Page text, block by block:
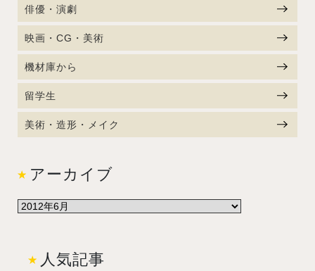
俳優・演劇
映画・CG・美術
機材庫から
留学生
美術・造形・メイク
アーカイブ
人気記事